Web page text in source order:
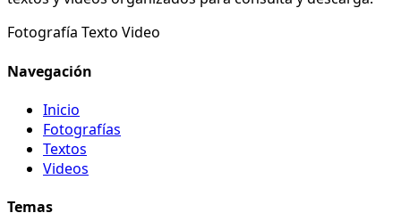
Fotografía Texto Video
Navegación
Inicio
Fotografías
Textos
Videos
Temas